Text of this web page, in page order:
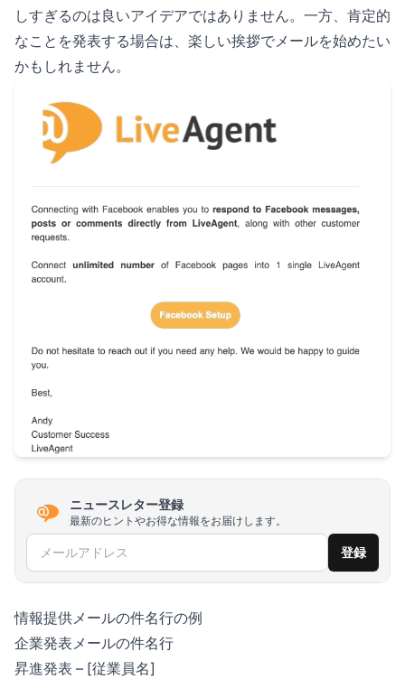
しすぎるのは良いアイデアではありません。一方、肯定的
なことを発表する場合は、楽しい挨拶でメールを始めたい
かもしれません。
ニュースレター登録
最新のヒントやお得な情報をお届けします。
メールアドレス 登録
情報提供メールの件名行の例
企業発表メールの件名行
昇進発表 – [従業員名]